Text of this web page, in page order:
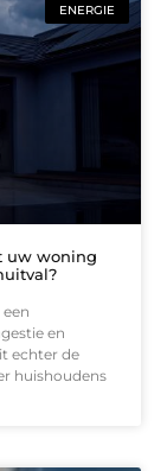
ENERGIE
uw woning
en
echter de
huishoudens